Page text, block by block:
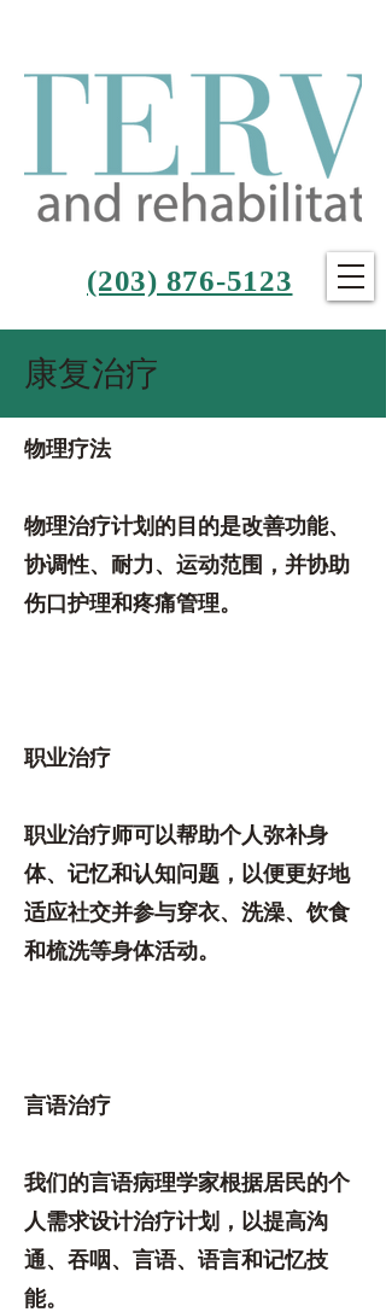
(203) 876-5123
康复治疗
物理疗法
物理治疗计划的目的是改善功能、
协调性、耐力、运动范围，并协助
伤口护理和疼痛管理。
职业治疗
职业治疗师可以帮助个人弥补身
体、记忆和认知问题，以便更好地
适应社交并参与穿衣、洗澡、饮食
和梳洗等身体活动。
言语治疗
我们的言语病理学家根据居民的个
人需求设计治疗计划，以提高沟
通、吞咽、言语、语言和记忆技
能。